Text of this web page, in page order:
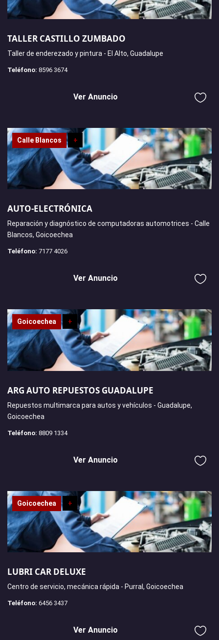
TALLER CASTILLO ZUMBADO
Taller de enderezado y pintura - El Alto, Guadalupe
Teléfono: 8596 3674
Ver Anuncio
Calle Blancos +
AUTO-ELECTRÓNICA
Reparación y diagnóstico de computadoras automotrices - Calle
Blancos, Goicoechea
Teléfono: 7177 4026
Ver Anuncio
Goicoechea +
ARG AUTO REPUESTOS GUADALUPE
Repuestos multimarca para autos y vehículos - Guadalupe,
Goicoechea
Teléfono: 8809 1334
Ver Anuncio
Goicoechea +
LUBRI CAR DELUXE
Centro de servicio, mecánica rápida - Purral, Goicoechea
Teléfono: 6456 3437
Ver Anuncio